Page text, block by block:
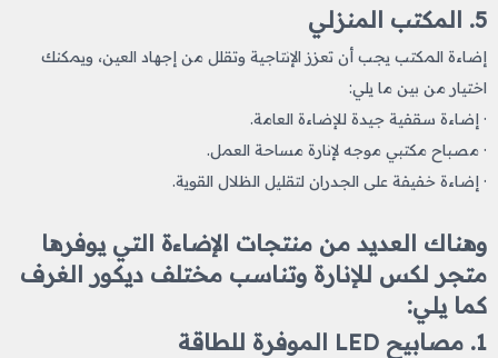
5. المكتب المنزلي
إضاءة المكتب يجب أن تعزز الإنتاجية وتقلل من إجهاد العين، ويمكنك
اختيار من بين ما يلي:
· إضاءة سقفية جيدة للإضاءة العامة.
· مصباح مكتبي موجه لإنارة مساحة العمل.
· إضاءة خفيفة على الجدران لتقليل الظلال القوية.
وهناك العديد من منتجات الإضاءة التي يوفرها
متجر لكس للإنارة وتناسب مختلف ديكور الغرف
كما يلي:
1. مصابيح LED الموفرة للطاقة